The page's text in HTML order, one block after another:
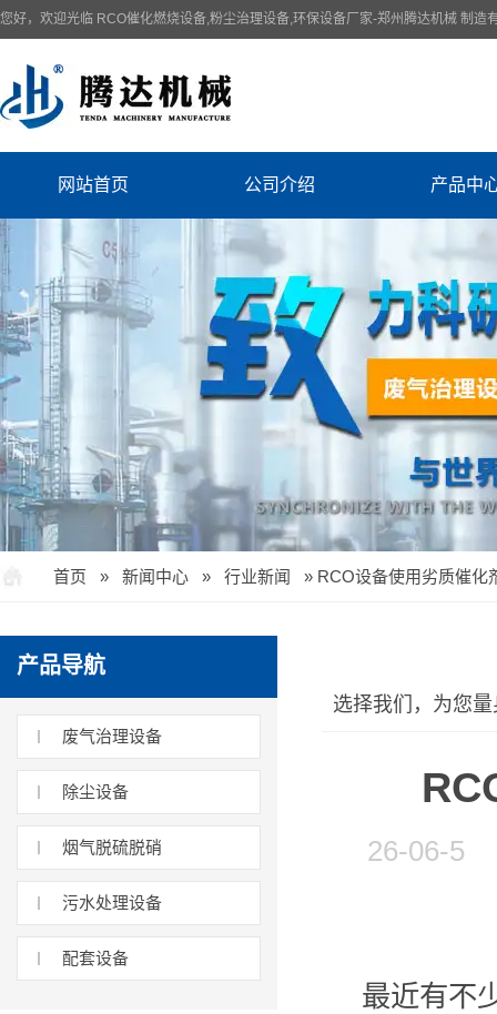
您好，欢迎光临 RCO催化燃烧设备,粉尘治理设备,环保设备厂家-郑州腾达机械 制造
网站首页 公司介绍 产品中
首页 » 新闻中心 » 行业新闻 » RCO设备使用劣质催化
产品导航
废气治理设备
除尘设备
烟气脱硫脱硝
污水处理设备
配套设备
选择我们，为您
26-06-5
最近有不